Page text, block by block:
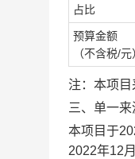
占比
预算金额
（不含税/元
注：本项
三、 单一来
本项目于
2022年12